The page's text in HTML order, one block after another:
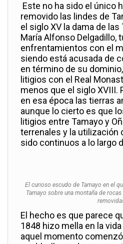
Este no ha sido el único
removido las lindes de
el siglo XV la dama de
María Alfonso Delgadillo,
enfrentamientos con el
siendo está acusada de
en término de su
litigios con el Real
menos que el siglo XVIII.
en esa época las tierras
aunque lo cierto es que
litigios entre Tamayo y
terrenales y la utilización
sido continuos a lo largo
El curioso escudo de Tamayo en el
Tamayo sobre una montaña de
El hecho es que parece
1848 hizo mella en la
aquel momento